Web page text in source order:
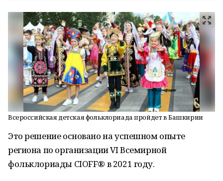
Всероссийская детская фольклориада пройдет в Башкирии
Это решение основано на успешном опыте
региона по организации VI Всемирной
фольклориады CIOFF® в 2021 году.